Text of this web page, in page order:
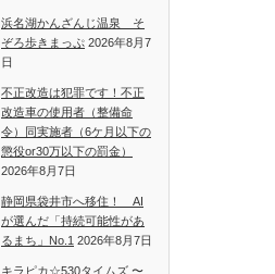
浜名湖かんざんじ温泉 そ
ぞろ歩きまっぷ 2026年8月7
日
不正改造は犯罪です！不正
改造車の使用者（整備命
令）同実施者（6ケ月以下の
懲役or30万以下の罰金）
2026年8月7日
静岡県袋井市へ移住！ AI
が選んだ「持続可能性があ
るまち」No.1 2026年8月7日
キラピカ☆530タイムズ 〜